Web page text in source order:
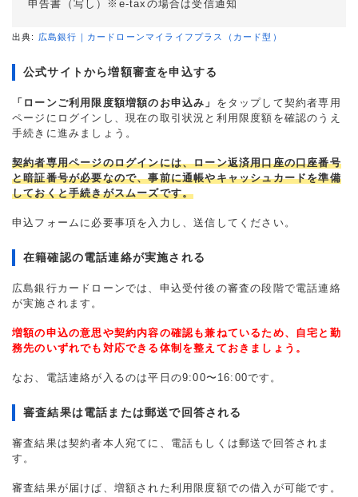
申告書（写し）※e-taxの場合は受信通知
出典: 広島銀行｜カードローンマイライフプラス（カード型）
公式サイトから増額審査を申込する
「ローンご利用限度額増額のお申込み」 をタップして契約者専用
ページにログインし、現在の取引状況と利用限度額を確認のうえ
手続きに進みましょう。
契約者専用ページのログインには、ローン返済用口座の口座番号
と暗証番号が必要なので、事前に通帳やキャッシュカードを準備
しておくと手続きがスムーズです。
申込フォームに必要事項を入力し、送信してください。
在籍確認の電話連絡が実施される
広島銀行カードローンでは、申込受付後の審査の段階で電話連絡
が実施されます。
増額の申込の意思や契約内容の確認も兼ねているため、自宅と勤
務先のいずれでも対応できる体制を整えておきましょう。
なお、電話連絡が入るのは平日の9:00〜16:00です。
審査結果は電話または郵送で回答される
審査結果は契約者本人宛てに、電話もしくは郵送で回答されま
す。
審査結果が届けば、増額された利用限度額での借入が可能です。